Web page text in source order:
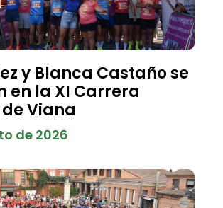
y Blanca Castaño se
en la XI Carrera
Viana
de 2026